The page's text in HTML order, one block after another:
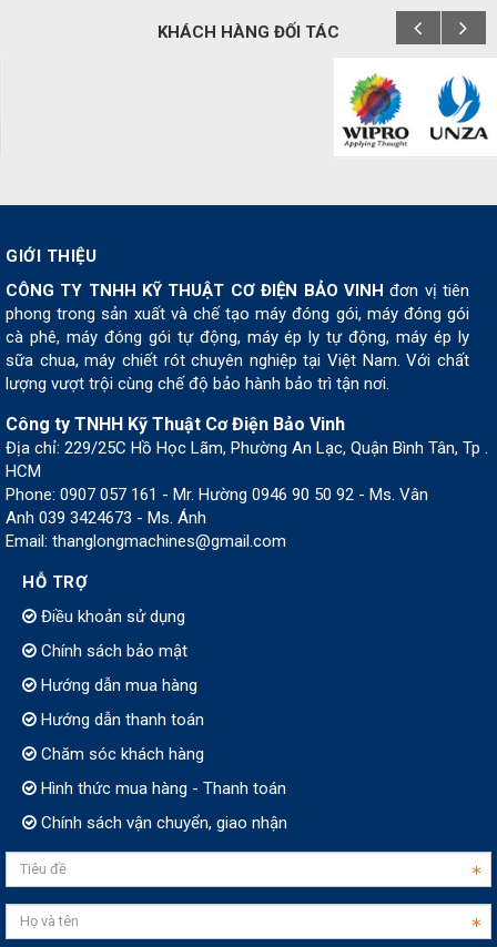
KHÁCH HÀNG ĐỐI TÁC
GIỚI THIỆU
CÔNG TY TNHH KỸ THUẬT CƠ ĐIỆN BẢO VINH đơn vị tiên
phong trong sản xuất và chế tạo máy đóng gói, máy đóng gói
cà phê, máy đóng gói tự động, máy ép ly tự động, máy ép ly
sữa chua, máy chiết rót chuyên nghiệp tại Việt Nam. Với chất
lượng vượt trội cùng chế độ bảo hành bảo trì tận nơi.
Công ty TNHH Kỹ Thuật Cơ Điện Bảo Vinh
Địa chỉ: 229/25C Hồ Học Lãm, Phường An Lạc, Quận Bình Tân, Tp .
HCM
Phone: 0907 057 161 - Mr. Hường 0946 90 50 92 - Ms. Vân
Anh 039 3424673 - Ms. Ánh
Email: thanglongmachines@gmail.com
HỖ TRỢ
Điều khoản sử dụng
Chính sách bảo mật
Hướng dẫn mua hàng
Hướng dẫn thanh toán
Chăm sóc khách hàng
Hình thức mua hàng - Thanh toán
Chính sách vận chuyển, giao nhận